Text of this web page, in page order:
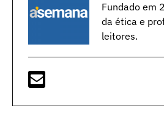
Fundado em
da ética e
leitores.